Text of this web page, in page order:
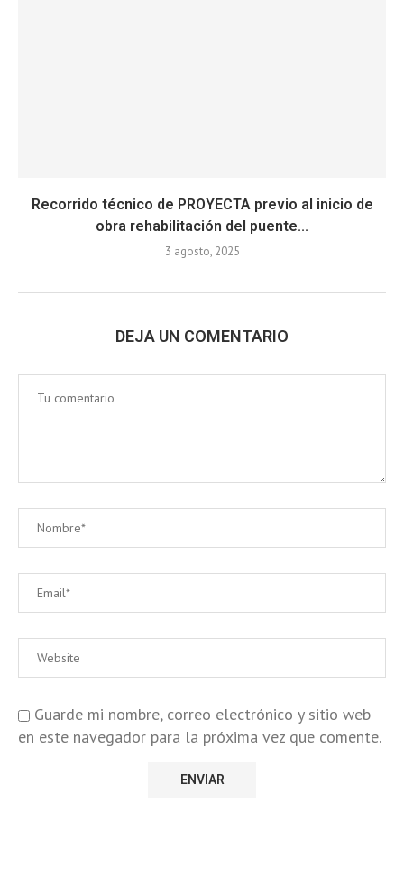
Recorrido técnico de PROYECTA previo al inicio de
obra rehabilitación del puente...
3 agosto, 2025
DEJA UN COMENTARIO
Guarde mi nombre, correo electrónico y sitio web
en este navegador para la próxima vez que comente.